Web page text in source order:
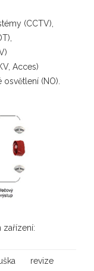
(CCTV),
Acces)
(NO).
zařízení:
revize